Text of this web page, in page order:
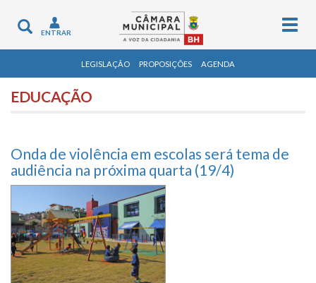
Toggle
navigation
ENTRAR
LEGISLAÇÃO PROPOSIÇÕES AGENDA
EDUCAÇÃO
Onda de violência em escolas será tema de
audiência na próxima quarta (19/4)